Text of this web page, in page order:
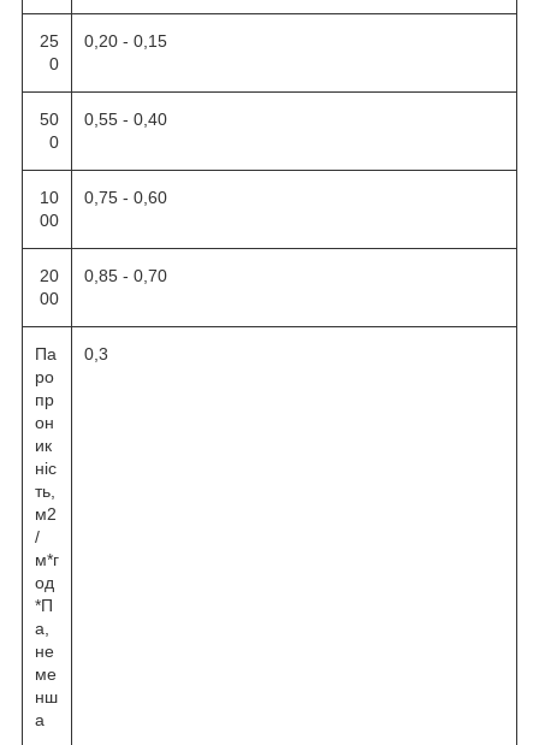
25
0
0,20 - 0,15
50
0
0,55 - 0,40
10
00
0,75 - 0,60
20
00
0,85 - 0,70
Па
ро
пр
он
ик
ніс
ть,
м2
/
м*г
од
*П
а,
не
ме
нш
а
0,3